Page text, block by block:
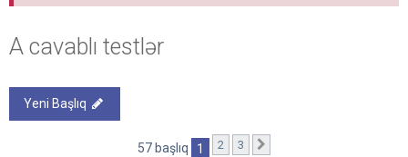
A cavablı testlər
Yeni Başlıq
57 başlıq 1 2 3